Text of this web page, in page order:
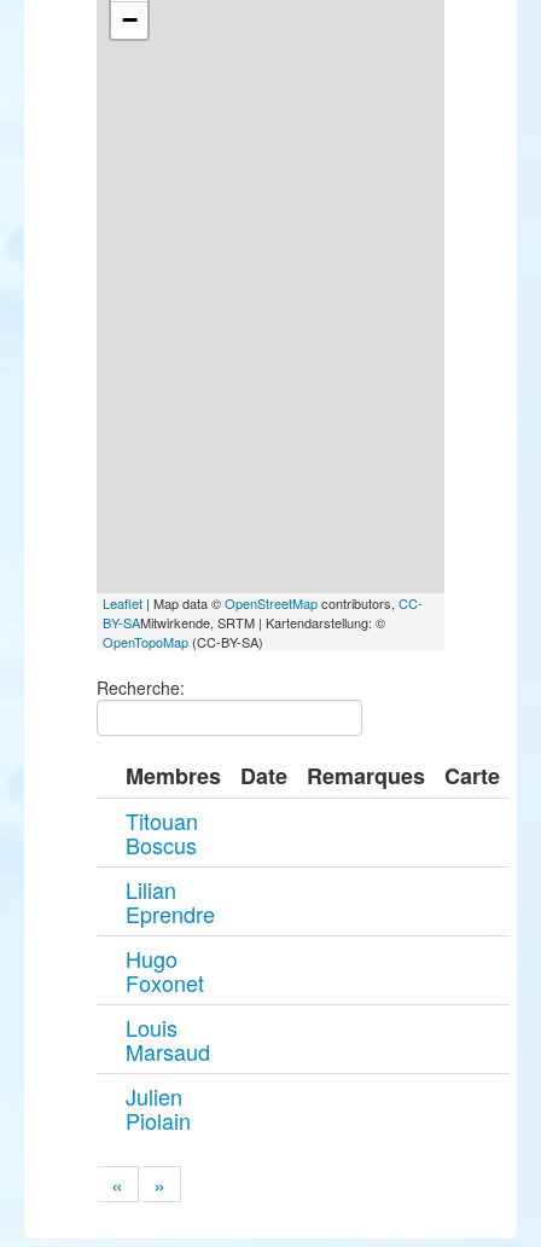
−
Leaflet | Map data ©OpenStreetMapcontributors, CC-
BY-SAMitwirkende, SRTM | Kartendarstellung: ©
OpenTopoMap (CC-BY-SA)
Recherche:
Membres Date Remarques
Carte
Titouan
Boscus
Lilian
Eprendre
Hugo
Foxonet
Louis
Marsaud
Julien
Piolain
« »